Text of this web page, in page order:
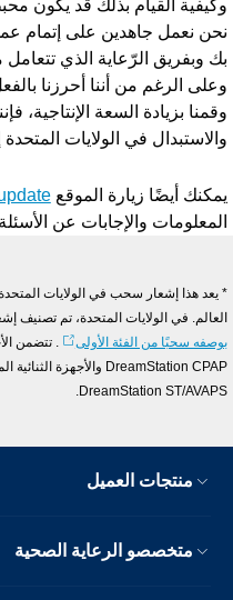
القيام بذلك قد يكون
نعمل جاهدين على إتمام
وبفريق الرّعاية الذي
الرغم من أننا أحرزنا
بزيادة السعة الإنتاجية،
في الولايات المتحدة إلى سبتمبر 2022
أيضًا زيارة الموقعupdate
والإجابات عن الأسئلة
يعد هذا إشعار سحب في الولايات المتحدة
في الولايات المتحدة، تم تصنيف
سحبًا من الفئة الأولى
. تتضمن
DreamStation ST/
منتجات العميل
متخصصو الرعاية الصحية